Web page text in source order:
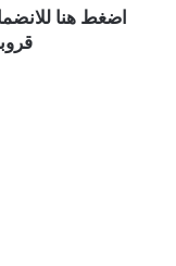
اضغط هنا